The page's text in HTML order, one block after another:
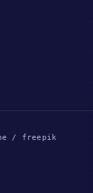
/ freepik